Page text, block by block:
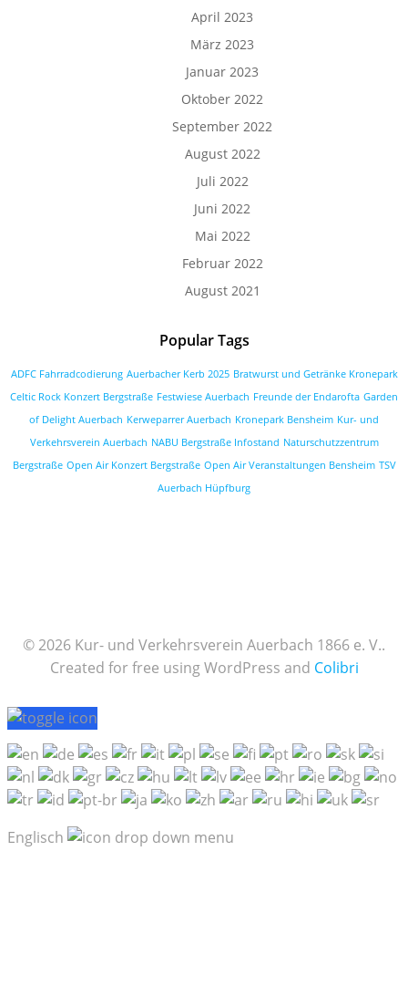
April 2023
März 2023
Januar 2023
Oktober 2022
September 2022
August 2022
Juli 2022
Juni 2022
Mai 2022
Februar 2022
August 2021
Popular Tags
ADFC Fahrradcodierung Auerbacher Kerb 2025 Bratwurst und Getränke Kronepark
Celtic Rock Konzert Bergstraße Festwiese Auerbach Freunde der Endarofta Garden
of Delight Auerbach Kerweparrer Auerbach Kronepark Bensheim Kur- und
Verkehrsverein Auerbach NABU Bergstraße Infostand Naturschutzzentrum
Bergstraße Open Air Konzert Bergstraße Open Air Veranstaltungen Bensheim TSV
Auerbach Hüpfburg
© 2026 Kur- und Verkehrsverein Auerbach 1866 e. V..
Created for free using WordPress and Colibri
Englisch